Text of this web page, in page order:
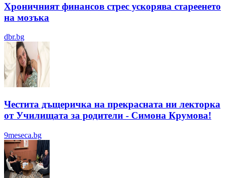
Хроничният финансов стрес ускорява стареенето
на мозъка
dbr.bg
Честита дъщеричка на прекрасната ни лекторка
от Училищата за родители - Симона Крумова!
9meseca.bg